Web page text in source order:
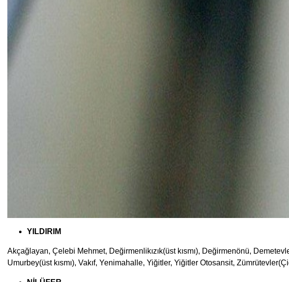
YILDIRIM
Akçağlayan, Çelebi Mehmet, Değirmenlikızık(üst kısmı), Değirmenönü,
Umurbey(üst kısmı), Vakıf, Yenimahalle, Yiğitler, Yiğitler Otosansit,